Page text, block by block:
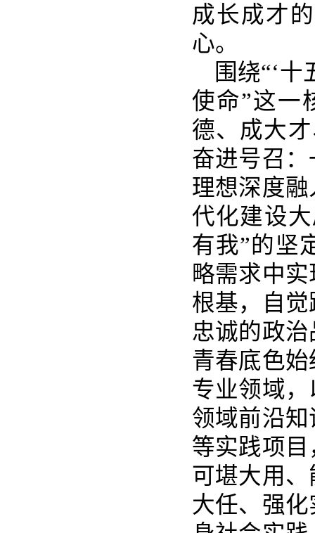
成长成才
心。
围绕“‘十
使命”这一
德、成大
奋进号召
理想深度
代化建设
有我”的坚
略需求中
根基，自
忠诚的政
青春底色
专业领域
领域前沿
等实践项
可堪大用
大任、强